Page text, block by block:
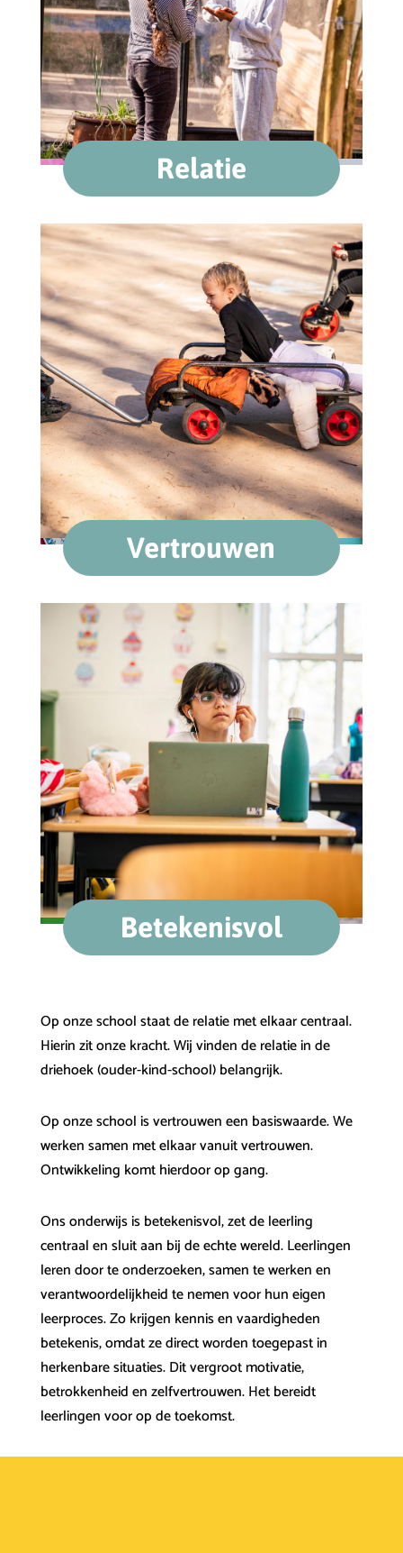
Relatie
Vertrouwen
Betekenisvol
Op onze school staat de relatie met elkaar centraal.
Hierin zit onze kracht. Wij vinden de relatie in de
driehoek (ouder-kind-school) belangrijk.
Op onze school is vertrouwen een basiswaarde. We
werken samen met elkaar vanuit vertrouwen.
Ontwikkeling komt hierdoor op gang.
Ons onderwijs is betekenisvol, zet de leerling
centraal en sluit aan bij de echte wereld. Leerlingen
leren door te onderzoeken, samen te werken en
verantwoordelijkheid te nemen voor hun eigen
leerproces. Zo krijgen kennis en vaardigheden
betekenis, omdat ze direct worden toegepast in
herkenbare situaties. Dit vergroot motivatie,
betrokkenheid en zelfvertrouwen. Het bereidt
leerlingen voor op de toekomst.